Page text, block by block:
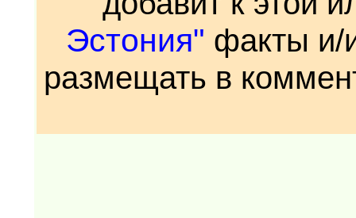
Эстония" факты и/
размещать в